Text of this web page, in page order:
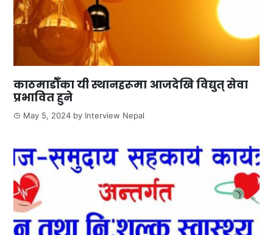
काठमाडौँका यी स्थानहरूमा आजदेखि विद्युत् सेवा
प्रभावित हुने
May 5, 2024 by Interview Nepal